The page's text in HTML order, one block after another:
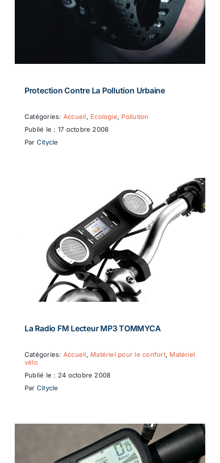
Protection Contre La Pollution Urbaine
Catégories: Accueil, Ecologie, Pollution
Publié le : 17 octobre 2008
Par Citycle
La Radio FM Lecteur MP3 TOMMYCA
Catégories: Accueil, Matériel pour le confort, Matériel
vélo
Publié le : 24 octobre 2008
Par Citycle